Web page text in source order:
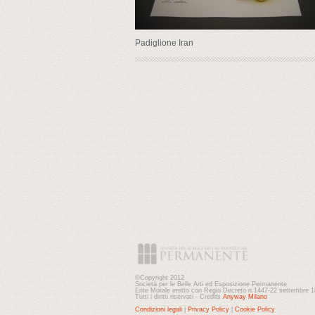
Padiglione Iran
©Copyright 2012
Società per le Belle Arti ed Esposizione Permanente
Ente Morale eretto con Regio Decreto n.1447-22 settembre
Tutti i diritti riservati - Credits Anyway Milano
Condizioni legali
Privacy Policy Cookie Policy